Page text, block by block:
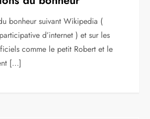
bonheur suivant Wikipedia (
d’internet ) et sur les
comme le petit Robert et le
[…]